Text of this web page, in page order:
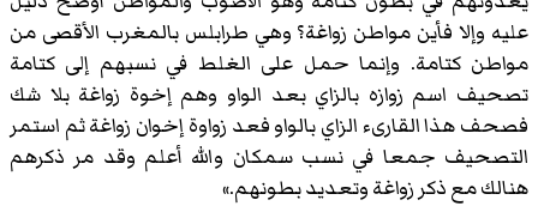
عليه وإلا فأين مواطن زواغة؟ وهي طرابلس بالمغرب الأقصى من
مواطن كتامة. وإنما حمل على الغلط في نسبهم إلى كتامة
تصحيف اسم زوازه بالزاي بعد الواو وهم إخوة زواغة بلا شك
فصحف هذا القارىء الزاي بالواو فعد زواوة إخوان زواغة ثم استمر
التصحيف جمعا في نسب سمكان والله أعلم وقد مر ذكرهم
هنالك مع ذكر زواغة وتعديد بطونهم.»